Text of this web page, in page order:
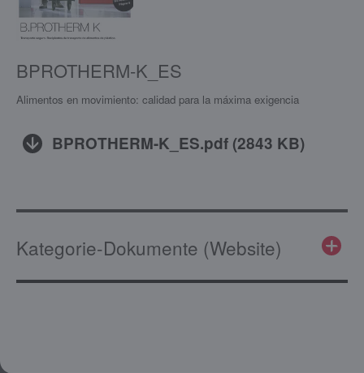
BPROTHERM-K_ES
Alimentos en movimiento: calidad para la máxima exigencia
BPROTHERM-K_ES.pdf (2843 KB)
Kategorie-Dokumente (Website)